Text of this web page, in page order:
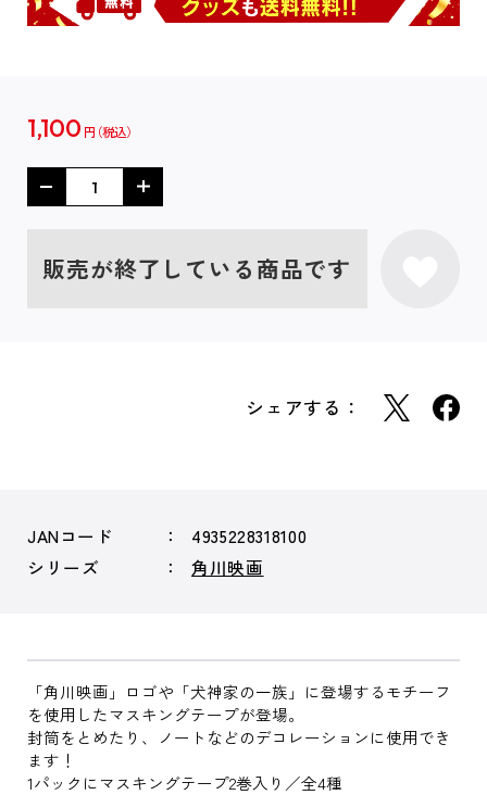
1,100 円
販売が終了している商品です
シェアする：
JANコード
4935228318100
シリーズ
角川映画
「角川映画」ロゴや「犬神家の一族」に登場するモチーフ
を使用したマスキングテープが登場。
封筒をとめたり、ノートなどのデコレーションに使用でき
ます！
1パックにマスキングテープ2巻入り／全4種